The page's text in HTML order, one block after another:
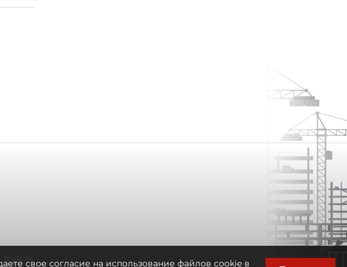
свое согласие на использование файлов cookie в